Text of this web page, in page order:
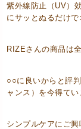
紫外線防止（UV）
にサッとぬるだけで
RIZEさんの商品は
○○に良いからと評
ャンス）を今得てい
シンプルケアにご